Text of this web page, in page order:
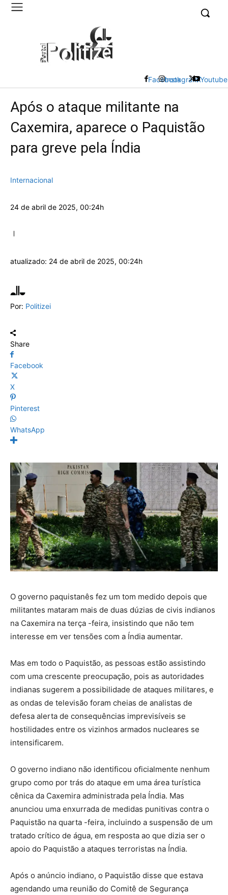
FacebookInstagramXYoutube
Após o ataque militante na
Caxemira, aparece o Paquistão
para greve pela Índia
Internacional
24 de abril de 2025, 00:24h
atualizado: 24 de abril de 2025, 00:24h
Por: Politizei
Share
Facebook
X
Pinterest
WhatsApp
O governo paquistanês fez um tom medido depois que
militantes mataram mais de duas dúzias de civis indianos
na Caxemira na terça -feira, insistindo que não tem
interesse em ver tensões com a Índia aumentar.
Mas em todo o Paquistão, as pessoas estão assistindo
com uma crescente preocupação, pois as autoridades
indianas sugerem a possibilidade de ataques militares, e
as ondas de televisão foram cheias de analistas de
defesa alerta de consequências imprevisíveis se
hostilidades entre os vizinhos armados nucleares se
intensificarem.
O governo indiano não identificou oficialmente nenhum
grupo como por trás do ataque em uma área turística
cênica da Caxemira administrada pela Índia. Mas
anunciou uma enxurrada de medidas punitivas contra o
Paquistão na quarta -feira, incluindo a suspensão de um
tratado crítico de água, em resposta ao que dizia ser o
apoio do Paquistão a ataques terroristas na Índia.
Após o anúncio indiano, o Paquistão disse que estava
agendando uma reunião do Comitê de Segurança